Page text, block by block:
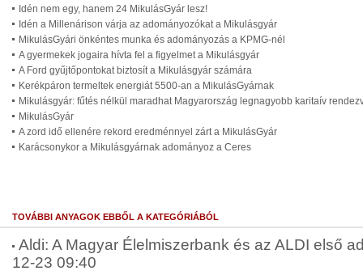
Idén nem egy, hanem 24 MikulásGyár lesz!
Idén a Millenárison várja az adományozókat a Mikulásgyár
MikulásGyári önkéntes munka és adományozás a KPMG-nél
A gyermekek jogaira hívta fel a figyelmet a Mikulásgyár
A Ford gyűjtőpontokat biztosít a Mikulásgyár számára
Kerékpáron termeltek energiát 5500-an a MikulásGyárnak
Mikulásgyár: fűtés nélkül maradhat Magyarország legnagyobb karitaív
MikulásGyár
A zord idő ellenére rekord eredménnyel zárt a MikulásGyár
Karácsonykor a Mikulásgyárnak adományoz a Ceres
TOVÁBBI ANYAGOK EBBŐL A KATEGÓRIÁBÓL
Aldi: A Magyar Élelmiszerbank és az ALDI első
12-23 09:40